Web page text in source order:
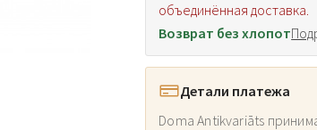
объединённая доставка.
Возврат без хлопот
Детали платежа
Doma Antikvariāts